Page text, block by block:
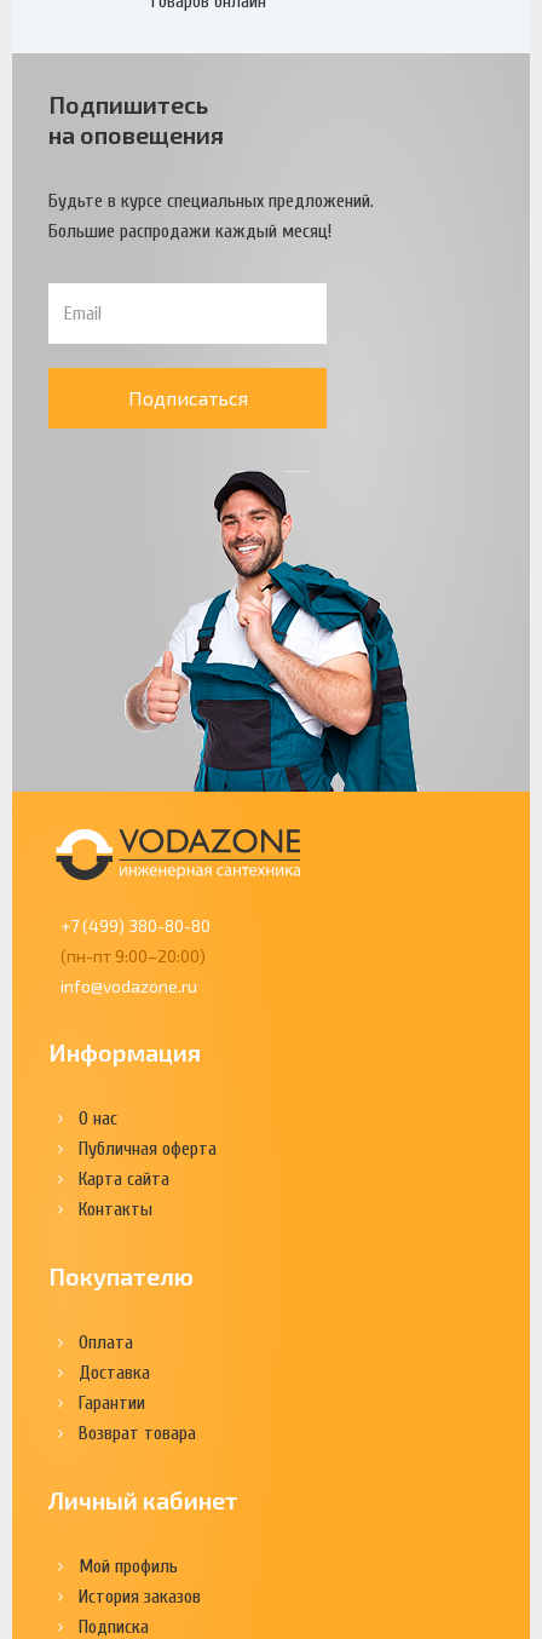
Подпишитесь
на оповещения
Будьте в курсе специальных предложений.
Большие распродажи каждый месяц!
Подписаться
+7 (499) 380-80-80
(пн-пт 9:00–20:00)
info@vodazone.ru
Информация
О нас
Публичная оферта
Карта сайта
Контакты
Покупателю
Оплата
Доставка
Гарантии
Возврат товара
Личный кабинет
Мой профиль
История заказов
Подписка